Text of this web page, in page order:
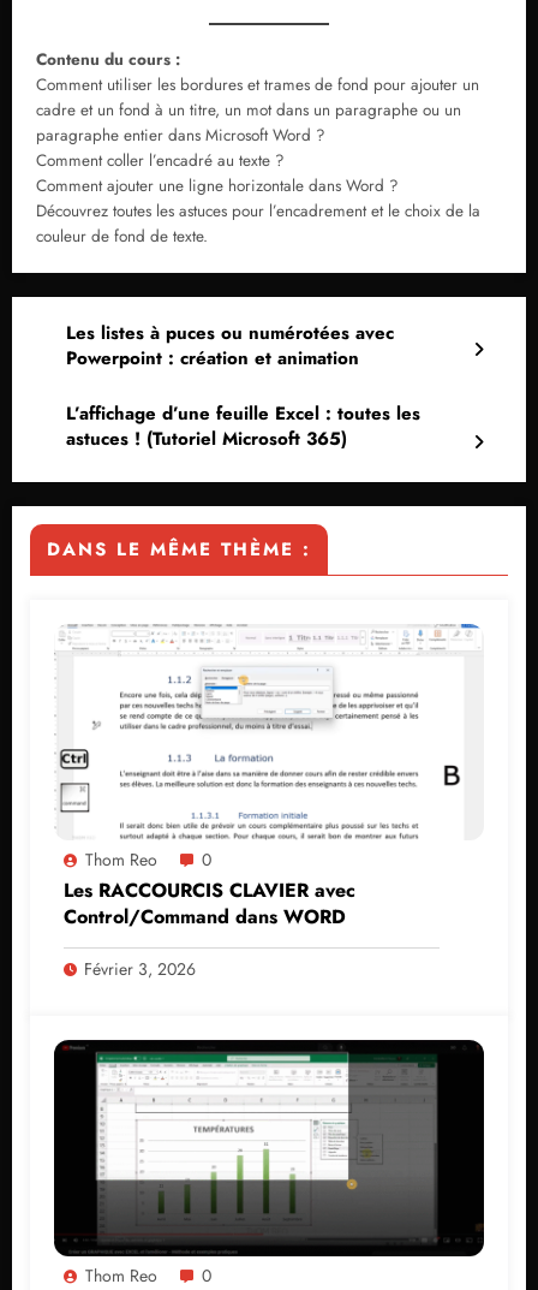
Contenu du cours :
Comment utiliser les bordures et trames de fond pour ajouter un
cadre et un fond à un titre, un mot dans un paragraphe ou un
paragraphe entier dans Microsoft Word ?
Comment coller l’encadré au texte ?
Comment ajouter une ligne horizontale dans Word ?
Découvrez toutes les astuces pour l’encadrement et le choix de la
couleur de fond de texte.
Les listes à puces ou numérotées avec
Powerpoint : création et animation
L’affichage d’une feuille Excel : toutes les
astuces ! (Tutoriel Microsoft 365)
DANS LE MÊME THÈME :
Thom Reo 0
Les RACCOURCIS CLAVIER avec
Control/Command dans WORD
Février 3, 2026
Thom Reo 0